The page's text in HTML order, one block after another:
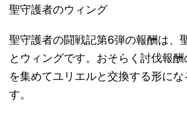
聖守護者のウィング
聖守護者の闘戦記第6弾の報酬は、
とウィングです。おそらく討伐報
を集めてユリエルと交換する形にな
す。